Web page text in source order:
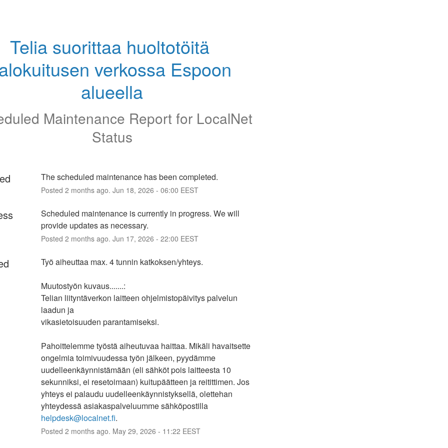
Telia suorittaa huoltotöitä
verkossa Espoon
alueella
Maintenance Report for LocalNet
Status
The scheduled maintenance has been completed.
Posted 2 months ago. Jun 18, 2026 - 06:00 EEST
Scheduled maintenance is currently in progress. We will
provide updates as necessary.
Posted 2 months ago. Jun 17, 2026 - 22:00 EEST
Työ aiheuttaa max. 4 tunnin katkoksen/yhteys.
Muutostyön kuvaus.......:
Telian liityntäverkon laitteen ohjelmistopäivitys palvelun
laadun ja
vikasietoisuuden parantamiseksi.
Pahoittelemme työstä aiheutuvaa haittaa. Mikäli havaitsette
ongelmia toimivuudessa työn jälkeen, pyydämme
uudelleenkäynnistämään (eli sähköt pois laitteesta 10
sekunniksi, ei resetoimaan) kuitupäätteen ja reitittimen. Jos
yhteys ei palaudu uudelleenkäynnistyksellä, olettehan
yhteydessä asiakaspalveluumme sähköpostilla
helpdesk@localnet.fi.
Posted 2 months ago. May 29, 2026 - 11:22 EEST